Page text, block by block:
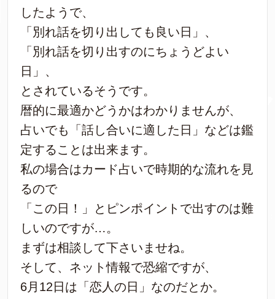
したようで、
「別れ話を切り出しても良い日」、
「別れ話を切り出すのにちょうどよい
日」、
とされているそうです。
暦的に最適かどうかはわかりませんが、
占いでも「話し合いに適した日」などは鑑
定することは出来ます。
私の場合はカード占いで時期的な流れを見
るので
「この日！」とピンポイントで出すのは難
しいのですが…。
まずは相談して下さいませね。
そして、ネット情報で恐縮ですが、
6月12日は「恋人の日」なのだとか。